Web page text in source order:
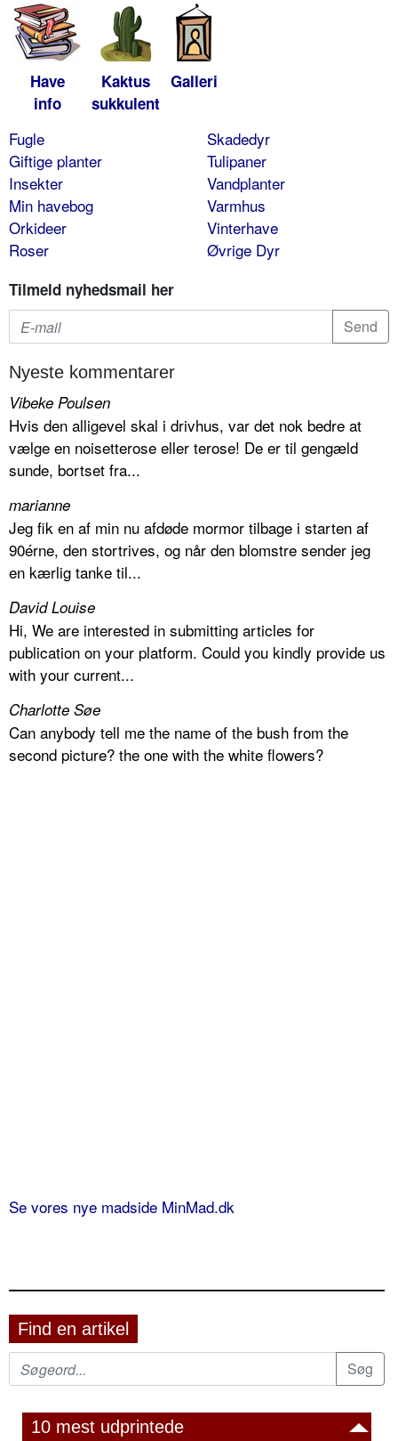
Have
info
Kaktus
sukkulent
Galleri
Fugle
Giftige planter
Insekter
Min havebog
Orkideer
Roser
Skadedyr
Tulipaner
Vandplanter
Varmhus
Vinterhave
Øvrige Dyr
Tilmeld nyhedsmail her
Nyeste kommentarer
Vibeke Poulsen
Hvis den alligevel skal i drivhus, var det nok bedre at
vælge en noisetterose eller terose! De er til gengæld
sunde, bortset fra...
marianne
Jeg fik en af min nu afdøde mormor tilbage i starten af
90érne, den stortrives, og når den blomstre sender jeg
en kærlig tanke til...
David Louise
Hi, We are interested in submitting articles for
publication on your platform. Could you kindly provide us
with your current...
Charlotte Søe
Can anybody tell me the name of the bush from the
second picture? the one with the white flowers?
Se vores nye madside MinMad.dk
Find en artikel
10 mest udprintede